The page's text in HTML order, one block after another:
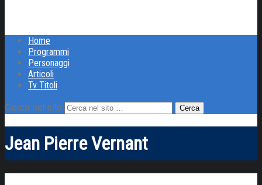
Home
Programmi
Personaggi
Articoli
Tv Titoli
Cerca nel sito
Jean Pierre Vernant